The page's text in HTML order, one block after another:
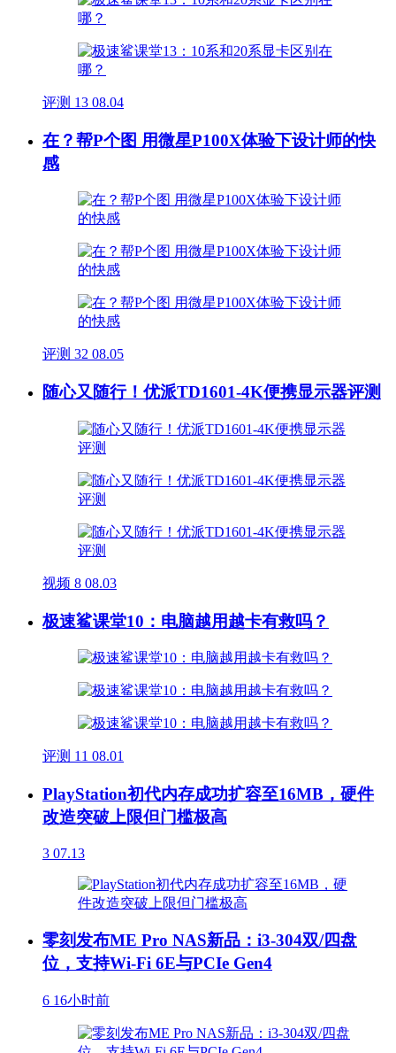
评测 13 08.04
在？帮P个图 用微星P100X体验下设计师的快
感
评测 32 08.05
随心又随行！优派TD1601-4K便携显示器评测
视频 8 08.03
极速鲨课堂10：电脑越用越卡有救吗？
评测 11 08.01
PlayStation初代内存成功扩容至16MB，硬件
改造突破上限但门槛极高
3 07.13
零刻发布ME Pro NAS新品：i3-304双/四盘
位，支持Wi-Fi 6E与PCIe Gen4
6 16小时前